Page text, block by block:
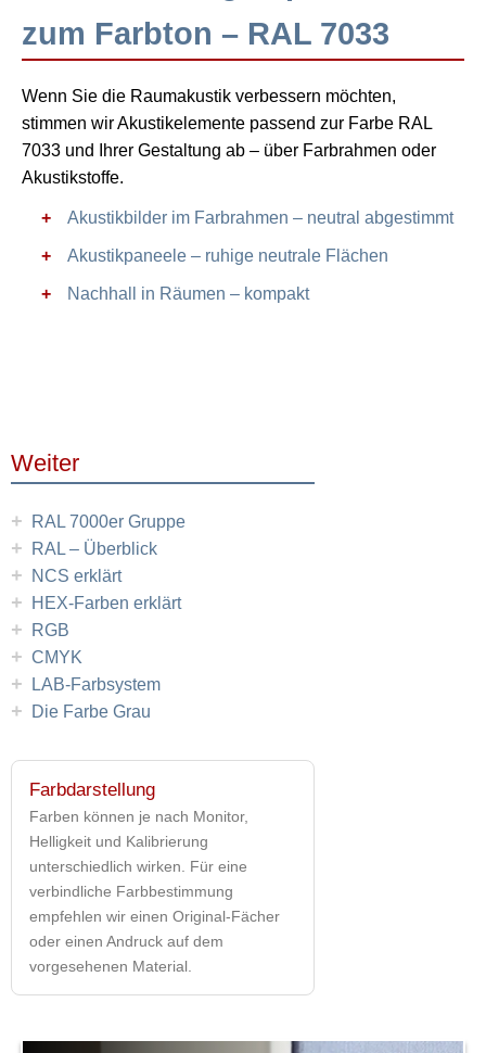
zum Farbton – RAL 7033
Wenn Sie die Raumakustik verbessern möchten,
stimmen wir Akustikelemente passend zur Farbe RAL
7033 und Ihrer Gestaltung ab – über Farbrahmen oder
Akustikstoffe.
Akustikbilder im Farbrahmen – neutral abgestimmt
Akustikpaneele – ruhige neutrale Flächen
Nachhall in Räumen – kompakt
Weiter
+ RAL 7000er Gruppe
+ RAL – Überblick
+ NCS erklärt
+ HEX-Farben erklärt
+ RGB
+ CMYK
+ LAB-Farbsystem
+ Die Farbe Grau
Farbdarstellung
Farben können je nach Monitor,
Helligkeit und Kalibrierung
unterschiedlich wirken. Für eine
verbindliche Farbbestimmung
empfehlen wir einen Original-Fächer
oder einen Andruck auf dem
vorgesehenen Material.